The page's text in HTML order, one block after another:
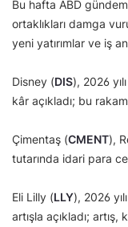
Bu hafta ABD
ortaklıkları damga
yeni yatırımlar ve iş
Disney (DIS), 2026
kâr açıkladı; bu
Çimentaş (CMENT),
tutarında idari para
Eli Lilly (LLY), 2026
artışla açıkladı;